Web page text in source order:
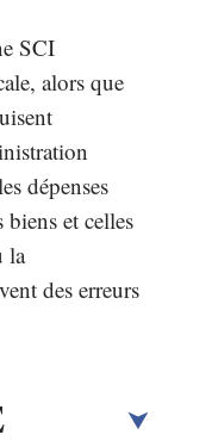
SCI
alors que
dépenses
biens et celles
la
des erreurs